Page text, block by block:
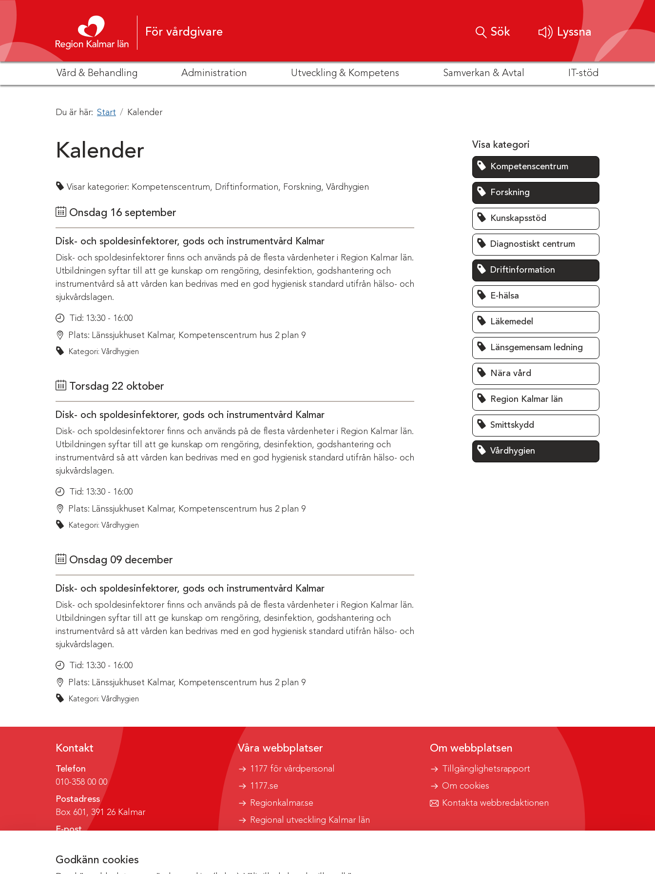
Godkänn cookies
Hoppa till innehåll
För vårdgivare Sök Lyssna
Vård & Behandling Administration Utveckling & Kompetens Samverkan & Avtal IT-stöd
Du är här: Start Kalender
Kalender
Visar kategorier: Kompetenscentrum, Driftinformation, Forskning, Vårdhygien
Onsdag 16 september
Disk- och spoldesinfektorer, gods och instrumentvård Kalmar
Disk- och spoldesinfektorer finns och används på de flesta vårdenheter i Region Kalmar län.
Utbildningen syftar till att ge kunskap om rengöring, desinfektion, godshantering och
instrumentvård så att vården kan bedrivas med en god hygienisk standard utifrån hälso- och
sjukvårdslagen.
Tid: 13:30 - 16:00
Plats: Länssjukhuset Kalmar, Kompetenscentrum hus 2 plan 9
Kategori: Vårdhygien
Torsdag 22 oktober
Disk- och spoldesinfektorer, gods och instrumentvård Kalmar
Disk- och spoldesinfektorer finns och används på de flesta vårdenheter i Region Kalmar län.
Utbildningen syftar till att ge kunskap om rengöring, desinfektion, godshantering och
instrumentvård så att vården kan bedrivas med en god hygienisk standard utifrån hälso- och
sjukvårdslagen.
Tid: 13:30 - 16:00
Plats: Länssjukhuset Kalmar, Kompetenscentrum hus 2 plan 9
Kategori: Vårdhygien
Onsdag 09 december
Disk- och spoldesinfektorer, gods och instrumentvård Kalmar
Disk- och spoldesinfektorer finns och används på de flesta vårdenheter i Region Kalmar län.
Utbildningen syftar till att ge kunskap om rengöring, desinfektion, godshantering och
instrumentvård så att vården kan bedrivas med en god hygienisk standard utifrån hälso- och
sjukvårdslagen.
Tid: 13:30 - 16:00
Plats: Länssjukhuset Kalmar, Kompetenscentrum hus 2 plan 9
Kategori: Vårdhygien
Visa kategori
Kompetenscentrum
Forskning
Kunskapsstöd
Diagnostiskt centrum
Driftinformation
E-hälsa
Läkemedel
Länsgemensam ledning
Nära vård
Region Kalmar län
Smittskydd
Vårdhygien
Kontakt
Telefon
010-358 00 00
Postadress
Box 601, 391 26 Kalmar
E-post
Våra webbplatser
1177 för vårdpersonal
1177.se
Regionkalmar.se
Regional utveckling Kalmar län
Om webbplatsen
Tillgänglighetsrapport
Om cookies
Kontakta webbredaktionen